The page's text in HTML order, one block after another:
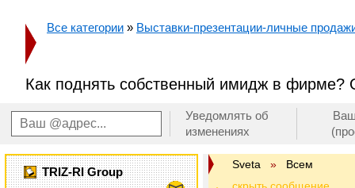
Все категории » Выставки-презентации-личные
Как поднять собственный имидж в
Уведомлять об
изменениях
TRIZ-RI Group
Sveta » Всем